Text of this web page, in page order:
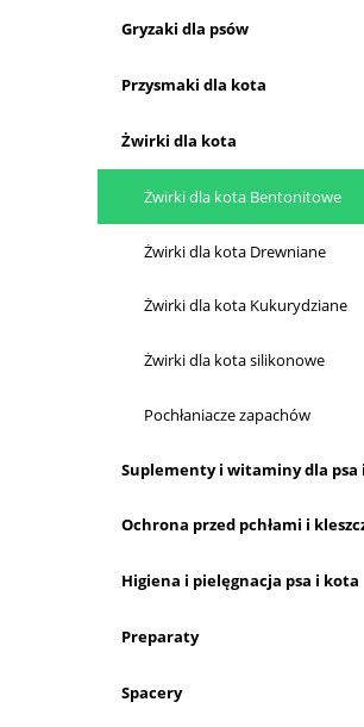
Gryzaki dla psów
Przysmaki dla kota
Żwirki dla kota
Żwirki dla kota Bentonitowe
Żwirki dla kota Drewniane
Żwirki dla kota Kukurydziane
Żwirki dla kota silikonowe
Pochłaniacze zapachów
Suplementy i witaminy dla psa
Ochrona przed pchłami i
Higiena i pielęgnacja psa i kota
Preparaty
Spacery